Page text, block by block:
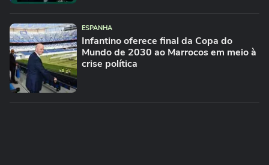
ESPANHA
Infantino oferece final da Copa do
Mundo de 2030 ao Marrocos em meio à
crise política